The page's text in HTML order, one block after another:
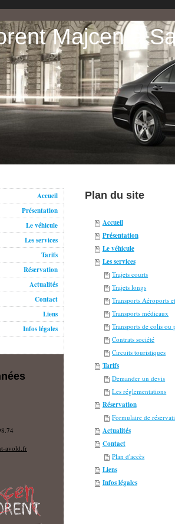
Majcen à
Plan du site
Accueil
Présentation
Le véhicule
Les services
Trajets courts
Trajets longs
Transports Aéroports
Transports médicaux
Transports de colis ou
Contrats société
Circuits touristiques
Tarifs
Demander un devis
Les réglementations
Réservation
Formulaire de
Actualités
Contact
Plan d'accès
Liens
Infos légales
Accueil
Présentation
Le véhicule
Les services
Tarifs
Réservation
Actualités
Contact
Liens
Infos légales
avold.fr